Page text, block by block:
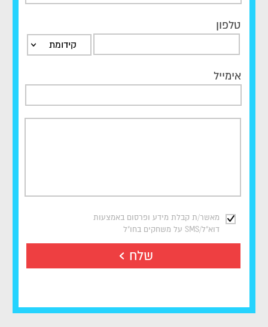
טלפון
קידומת
אימייל
מאשר/ת קבלת מידע ופרסום באמצעות
דוא"ל/SMS על משחקים בחו"ל
שלח